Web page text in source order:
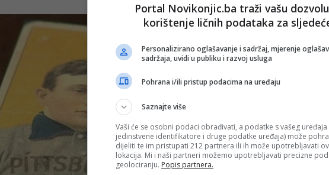
Portal Novikonjic.ba traži vašu
korištenje ličnih podataka za
Personalizirano oglašavanje i sadržaj, mjerenje
sadržaja, uvidi u publiku i razvoj usluga
Pohrana i/ili pristup podacima na uređaju
Saznajte više
Vaši će se osobni podaci obrađivati, a podatke s vašeg uređaja
jedinstvene identifikatore i druge podatke uređaja) može
dijeliti te im pristupati 212 partnera ili ih može upotrebljavati
lokacija. Mi i naši partneri možemo upotrebljavati precizne
geolociranju. Popis partnera.